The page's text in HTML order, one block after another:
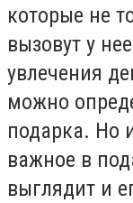
которые не
вызовут у
увлечения
можно
подарка. Но
важное в
выглядит и